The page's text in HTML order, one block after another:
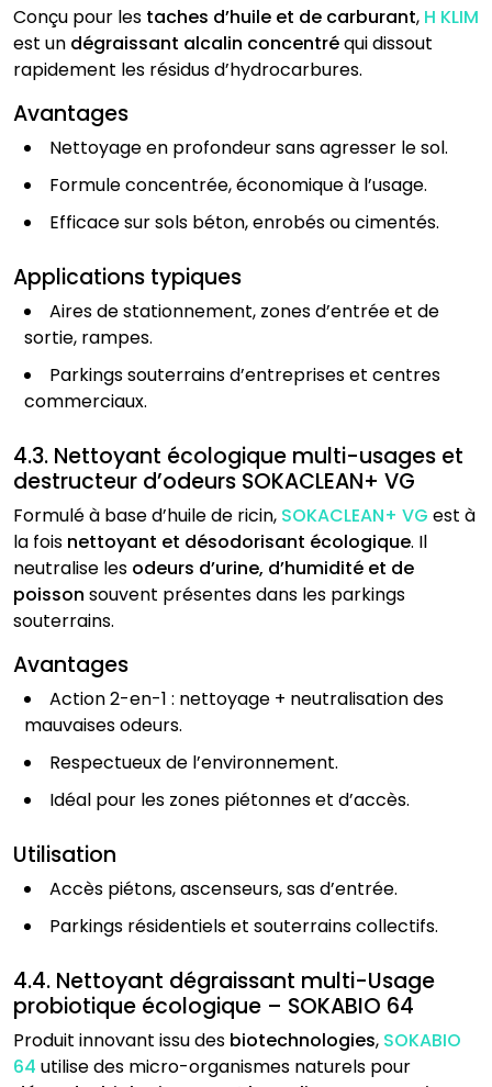
Conçu pour les taches d’huile et de carburant, H KLIM
est un dégraissant alcalin concentréqui dissout
rapidement les résidus d’hydrocarbures.
Avantages
Nettoyage en profondeur sans agresser le sol.
Formule concentrée, économique à l’usage.
Efficace sur sols béton, enrobés ou cimentés.
Applications typiques
Aires de stationnement, zones d’entrée et de
sortie, rampes.
Parkings souterrains d’entreprises et centres
commerciaux.
4.3. Nettoyant écologique multi-usages et
destructeur d’odeurs SOKACLEAN+ VG
Formulé à base d’huile de ricin, SOKACLEAN+ VG est à
la fois nettoyant et désodorisant écologique. Il
neutralise les odeurs d’urine, d’humidité et de
poisson souvent présentes dans les parkings
souterrains.
Avantages
Action 2-en-1 : nettoyage + neutralisation des
mauvaises odeurs.
Respectueux de l’environnement.
Idéal pour les zones piétonnes et d’accès.
Utilisation
Accès piétons, ascenseurs, sas d’entrée.
Parkings résidentiels et souterrains collectifs.
4.4. Nettoyant dégraissant multi-Usage
probiotique écologique – SOKABIO 64
Produit innovant issu des biotechnologies, SOKABIO
64 utilise des micro-organismes naturels pour